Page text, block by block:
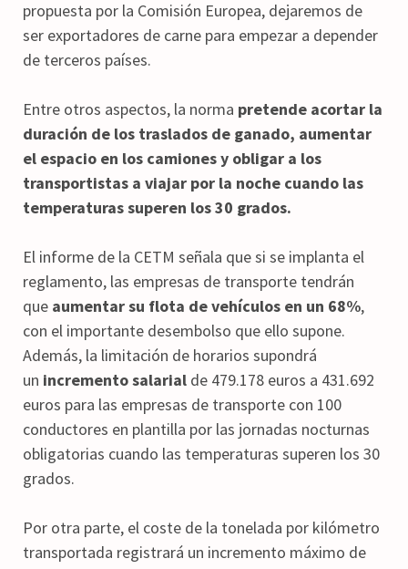
propuesta por la Comisión Europea, dejaremos de
ser exportadores de carne para empezar a depender
de terceros países.
Entre otros aspectos, la norma pretende acortar la
duración de los traslados de ganado, aumentar
el espacio en los camiones y obligar a los
transportistas a viajar por la noche cuando las
temperaturas superen los 30 grados.
El informe de la CETM señala que si se implanta el
reglamento, las empresas de transporte tendrán
que aumentar su flota de vehículos en un 68%,
con el importante desembolso que ello supone.
Además, la limitación de horarios supondrá
un incremento salarial de 479.178 euros a 431.692
euros para las empresas de transporte con 100
conductores en plantilla por las jornadas nocturnas
obligatorias cuando las temperaturas superen los 30
grados.
Por otra parte, el coste de la tonelada por kilómetro
transportada registrará un incremento máximo de